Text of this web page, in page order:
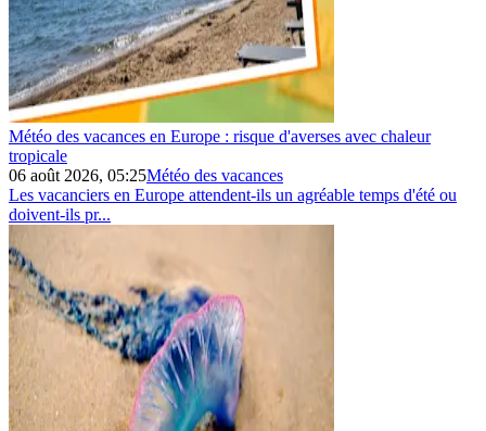
Météo des vacances en Europe : risque d'averses avec chaleur
tropicale
06 août 2026, 05:25Météo des vacances
Les vacanciers en Europe attendent-ils un agréable temps d'été ou
doivent-ils pr...